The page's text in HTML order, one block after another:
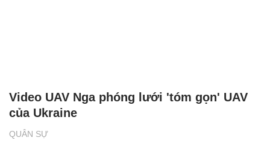
QUÂN SỰ
Video UAV Nga phóng lưới 'tóm gọn' UAV
của Ukraine